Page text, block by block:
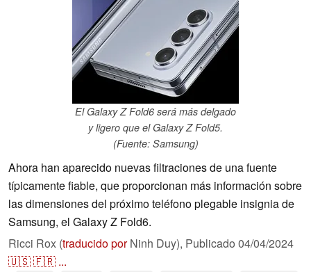
El Galaxy Z Fold6 será más delgado
y ligero que el Galaxy Z Fold5.
(Fuente: Samsung)
Ahora han aparecido nuevas filtraciones de una fuente
típicamente fiable, que proporcionan más información sobre
las dimensiones del próximo teléfono plegable insignia de
Samsung, el Galaxy Z Fold6.
Ricci Rox (traducido porNinh Duy), Publicado 04/04/2024
🇺🇸🇫🇷 ...